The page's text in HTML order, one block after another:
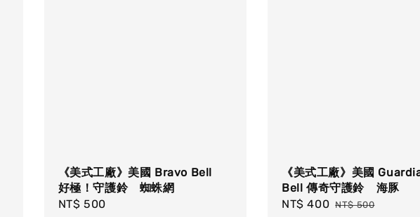
《美式工廠》美國 Bravo Bell
好極！守護鈴 蜘蛛網
Regular
NT$ 500
《美式工廠》美國
Bell 傳奇守護鈴 海豚
Sale
NT$ 400 Regular
NT$ 500